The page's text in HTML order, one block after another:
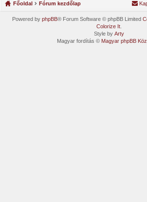
Főoldal Fórum kezdőlap
Powered by phpBB® Forum Software © phpBB Limited
Colorize It
Style by Arty
Magyar fordítás © Magyar phpBB